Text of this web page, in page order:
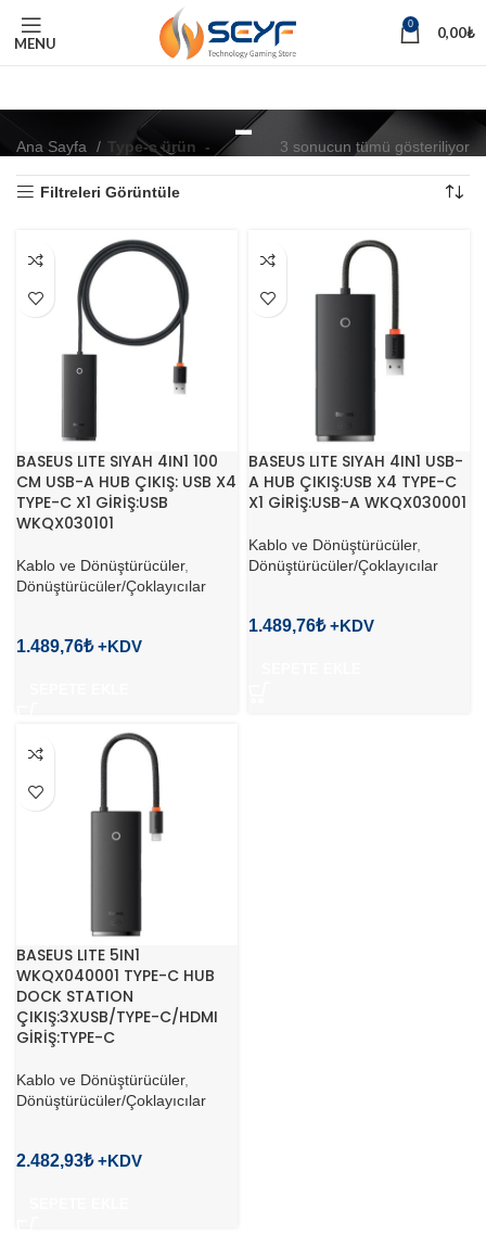
MENU
0 0,00₺
-
Ana Sayfa Type-c ürün - 3 sonucun tümü gösteriliyor
Filtreleri Görüntüle
BASEUS LITE SIYAH 4IN1 100
CM USB-A HUB ÇIKIŞ: USB X4
TYPE-C X1 GİRİŞ:USB
WKQX030101
Kablo ve Dönüştürücüler,
Dönüştürücüler/Çoklayıcılar
1.489,76₺
BASEUS LITE SIYAH 4IN1 USB-
A HUB ÇIKIŞ:USB X4 TYPE-C
X1 GİRİŞ:USB-A WKQX030001
Kablo ve Dönüştürücüler,
Dönüştürücüler/Çoklayıcılar
1.489,76₺
BASEUS LITE 5IN1
WKQX040001 TYPE-C HUB
DOCK STATION
ÇIKIŞ:3XUSB/TYPE-C/HDMI
GİRİŞ:TYPE-C
Kablo ve Dönüştürücüler,
Dönüştürücüler/Çoklayıcılar
2.482,93₺